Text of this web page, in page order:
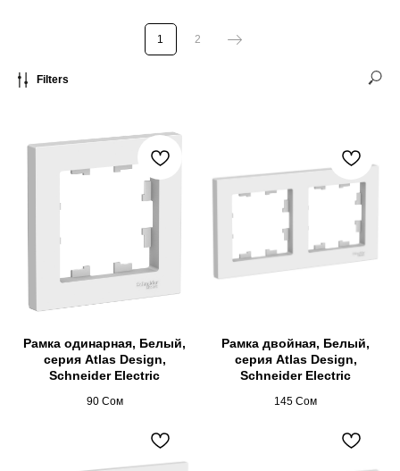
1 2
Filters
Рамка одинарная, Белый,
серия Atlas Design,
Schneider Electric
90 Сом
Рамка двойная, Белый,
серия Atlas Design,
Schneider Electric
145 Сом